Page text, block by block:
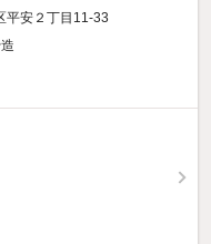
平安２丁目11-33